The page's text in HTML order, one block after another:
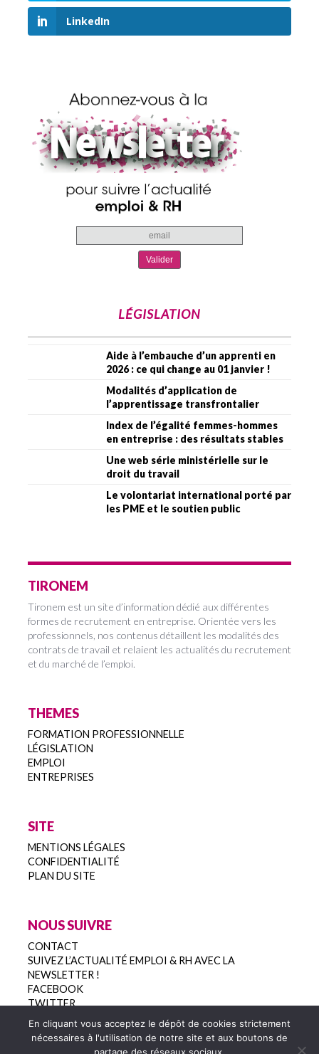
LinkedIn
LÉGISLATION
Aide à l’embauche d’un apprenti en
2026 : ce qui change au 01 janvier !
Modalités d’application de
l’apprentissage transfrontalier
Index de l’égalité femmes-hommes
en entreprise : des résultats stables
Une web série ministérielle sur le
droit du travail
Le volontariat international porté par
les PME et le soutien public
TIRONEM
Tironem est un site d’information dédié aux différentes
formes de recrutement en entreprise. Orientée vers les
professionnels, nos contenus détaillent les modalités des
contrats de travail et relaient les actualités du recrutement
et du marché de l’emploi.
THEMES
FORMATION PROFESSIONNELLE
LÉGISLATION
EMPLOI
ENTREPRISES
SITE
MENTIONS LÉGALES
CONFIDENTIALITÉ
PLAN DU SITE
NOUS SUIVRE
CONTACT
SUIVEZ L’ACTUALITÉ EMPLOI & RH AVEC LA
NEWSLETTER !
FACEBOOK
TWITTER
En cliquant vous acceptez le dépôt de cookies strictement
nécessaires à l'utilisation de notre site et aux boutons de